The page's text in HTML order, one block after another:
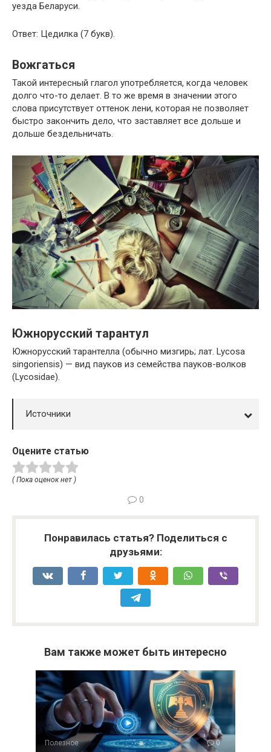
уезда Беларуси.
Ответ: Цедилка (7 букв).
Вожгаться
Такой интересный глагол употребляется, когда человек
долго что-то делает. В то же время в значении этого
слова присутствует оттенок лени, которая не позволяет
быстро закончить дело, что заставляет все дольше и
дольше бездельничать.
Южнорусский тарантул
Южнорусский тарантелла (обычно мизгирь; лат. Lycosa
singoriensis) — вид пауков из семейства пауков-волков
(Lycosidae).
Источники
Оцените статью
( Пока оценок нет )
0
Понравилась статья? Поделиться с
друзьями:
Вам также может быть интересно
Полезное 0